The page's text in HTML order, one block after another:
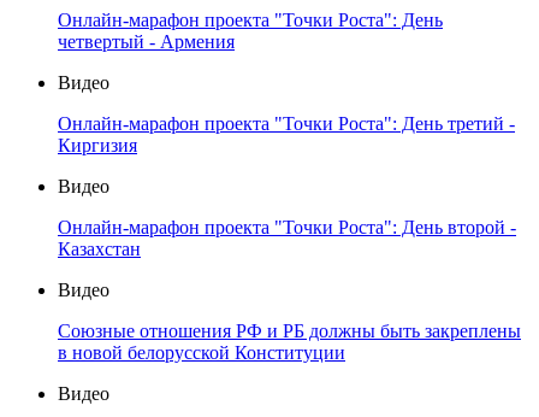
Онлайн-марафон проекта "Точки Роста": День
четвертый - Армения
Видео
Онлайн-марафон проекта "Точки Роста": День третий -
Киргизия
Видео
Онлайн-марафон проекта "Точки Роста": День второй -
Казахстан
Видео
Союзные отношения РФ и РБ должны быть закреплены
в новой белорусской Конституции
Видео